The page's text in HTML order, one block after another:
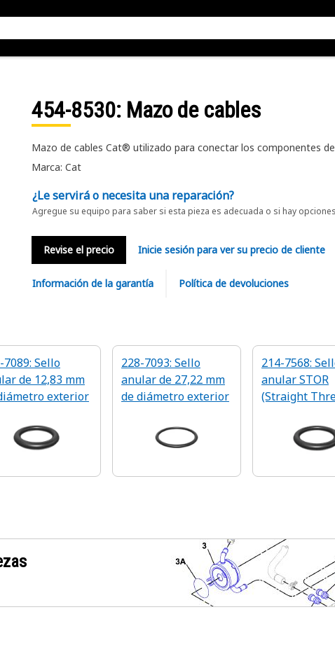
454-8530: Mazo de cables
Mazo de cables Cat® utilizado para conectar los componentes
Marca: Cat
¿Le servirá o necesita una reparación?
Agregue su equipo para saber si esta pieza es adecuada o si hay
Revise el precio Inicie sesión para ver su precio de cliente
Información de la garantía Política de devoluciones
7089: Sello
de 12,83 mm
exterior
228-7093: Sello
anular de 27,22 mm
de diámetro exterior
214-7568:
anular STOR
(Straight
rosca recta,
SAE 9/16-18)